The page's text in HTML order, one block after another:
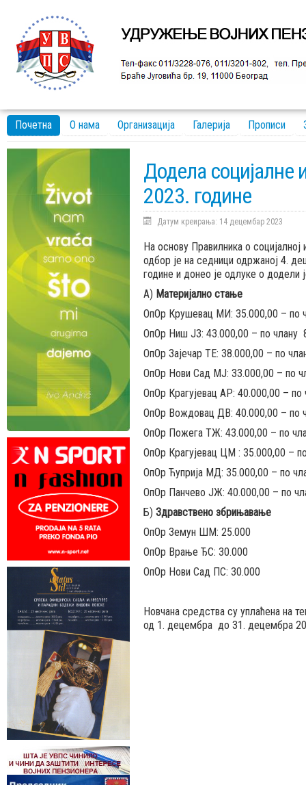
Почетна О нама Организација Галерија Прописи
Додела социјалне
2023. године
Датум креирања: 14 децембар 2023
На основу Правилника о
одбор је на седници одржаној 4.
године и донео је одлуке о додели
А) Материјално стање
ОпОр Крушевац МИ: 35.000,00 – по
ОпОр Ниш ЈЗ: 43.000,00 – по члану
ОпОр Зајечар ТЕ: 38.000,00 – по
ОпОр Нови Сад МЈ: 33.000,00 – по
ОпОр Крагујевац АР: 40.000,00 –
ОпОр Вождовац ДВ: 40.000,00 – по
ОпОр Пожега ТЖ: 43.000,00 – по
ОпОр Крагујевац ЦМ : 35.000,00 –
ОпОр Ћуприја МД: 35.000,00 – по
ОпОр Панчево ЈЖ: 40.000,00 – по
Б)Здравствено збрињавање
ОпОр Земун ШМ: 25.000
ОпОр Врање ЂС: 30.000
ОпОр Нови Сад ПС: 30.000
Новчана средства су уплаћена на
од 1. децембра до 31. децембра